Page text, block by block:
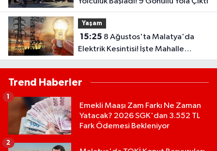
Yaşam
15:25
Elektrik Kesintisi! İşte Mahalle
Mahalle Kesinti Listesi..
Trend Haberler
Emekli Maaşı Zam Farkı Ne Zaman
Yatacak? 2026 SGK'dan 3.552 TL
Fark Ödemesi Bekleniyor
1
2